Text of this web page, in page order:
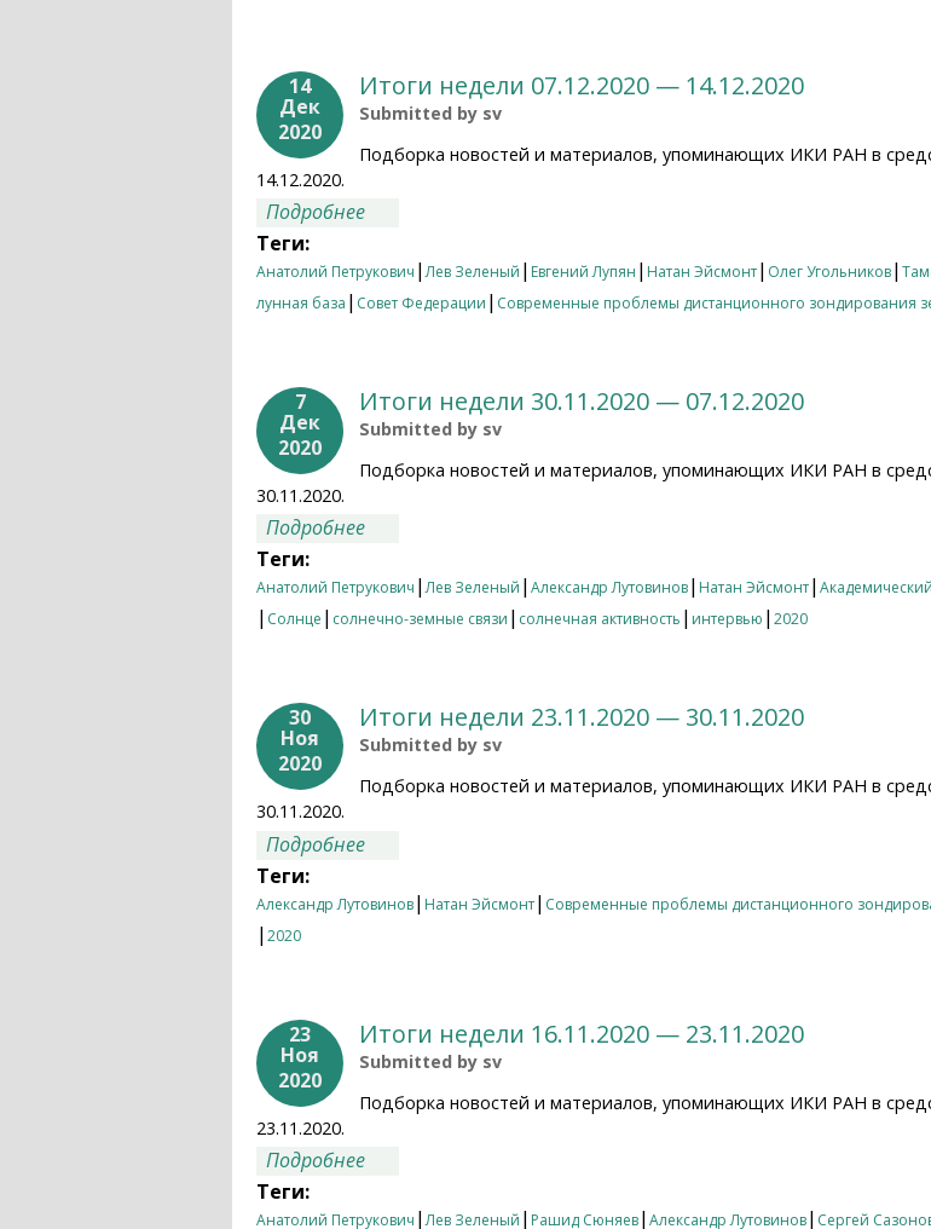
14
Дек
2020
Итоги недели 07.12.2020 — 14.12.2020
Submitted by sv
Подборка новостей и материалов, упоминающих ИКИ РАН в
14.12.2020.
Подробнее
Теги:
Анатолий Петрукович |Лев Зеленый | Евгений Лупян | Натан Эйсмонт| Олег Угольников|
лунная база | Совет Федерации | Современные проблемы дистанционного зондирования
7
Дек
2020
Итоги недели 30.11.2020 — 07.12.2020
Submitted by sv
Подборка новостей и материалов, упоминающих ИКИ РАН в
30.11.2020.
Подробнее
Теги:
Анатолий Петрукович |Лев Зеленый | Александр Лутовинов| Натан Эйсмонт|
| Солнце | солнечно-земные связи | солнечная активность | интервью | 2020
30
Ноя
2020
Итоги недели 23.11.2020 — 30.11.2020
Submitted by sv
Подборка новостей и материалов, упоминающих ИКИ РАН в
30.11.2020.
Подробнее
Теги:
Александр Лутовинов| Натан Эйсмонт| Современные проблемы дистанционного
| 2020
23
Ноя
2020
Итоги недели 16.11.2020 — 23.11.2020
Submitted by sv
Подборка новостей и материалов, упоминающих ИКИ РАН в
23.11.2020.
Подробнее
Теги:
Анатолий Петрукович |Лев Зеленый | Рашид Сюняев| Александр Лутовинов| Сергей